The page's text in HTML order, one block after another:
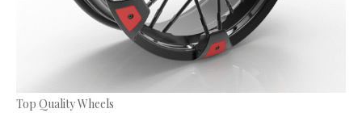
Top Quality Wheels